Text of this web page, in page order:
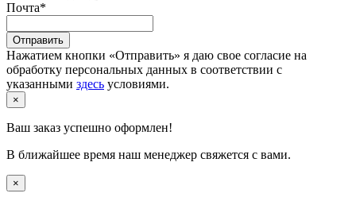
Почта*
Отправить
Нажатием кнопки «Отправить» я даю свое согласие на
обработку персональных данных в соответствии с
указанными здесь условиями.
×
Ваш заказ успешно оформлен!
В ближайшее время наш менеджер свяжется с вами.
×